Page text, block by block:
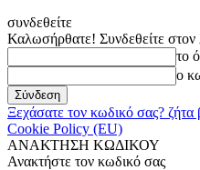
συνδεθείτε
Καλωσήρθατε! Συνδεθείτε στον
το
ο
Ξεχάσατε τον κωδικό σας? ζήτα
Cookie Policy (EU)
ΑΝΑΚΤΗΣΗ ΚΩΔΙΚΟΥ
Ανακτήστε τον κωδικό σας